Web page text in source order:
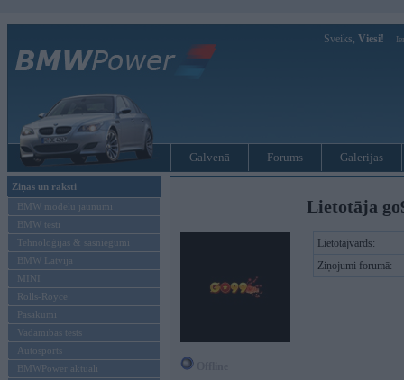
Sveiks, Viesi!
Galvenā Forums Galerijas
Ziņas un raksti
BMW modeļu jaunumi
BMW testi
Tehnoloģijas & sasniegumi
BMW Latvijā
MINI
Rolls-Royce
Pasākumi
Vadāmības tests
Autosports
BMWPower aktuāli
Lietotāja
Lietotājvārds:
Ziņojumi forumā: